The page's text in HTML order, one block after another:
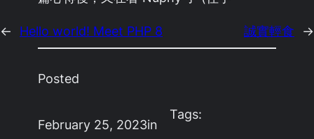
← Hello world! Meet PHP 8 誠實輕食 →
Posted
February 25, 2023in
Tags: